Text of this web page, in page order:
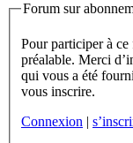
Forum sur
Pour participer à ce forum, vous devez vous enregistrer au
préalable. Merci d’indiquer ci-dessous l’identifiant personnel
qui vous a été fourni. Si vous n’êtes pas enregistré, vous devez
vous inscrire.
Connexion |